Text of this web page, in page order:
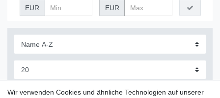
EUR EUR
Filter
Wir verwenden Cookies und ähnliche Technologien auf unserer